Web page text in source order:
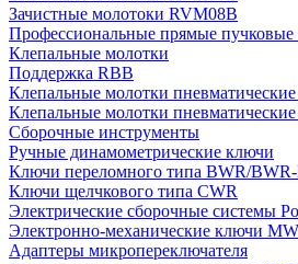
Зачистные молотоки RVM08B
Профессиональные прямые пучковые
Клепальные молотки
Поддержка RBB
Клепальные молотки
Клепальные молотки
Сборочные инструменты
Ручные динамометрические ключи
Ключи переломного типа BWR/
Ключи щелчкового типа CWR
Электрические сборочные системы
Электронно-механические ключи
Адаптеры микропереключателя